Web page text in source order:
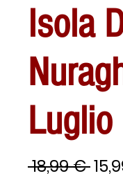
Isola
Luglio
18,99 €